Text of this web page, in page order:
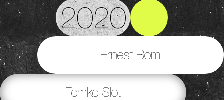
2020
Ernest Bom
Femke Slot